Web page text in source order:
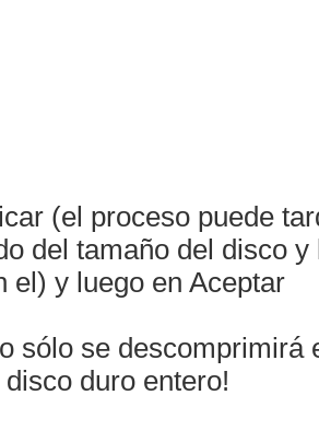
(el proceso puede
del tamaño del disco y
el) y luego en Aceptar
sólo se descomprimirá
duro entero!